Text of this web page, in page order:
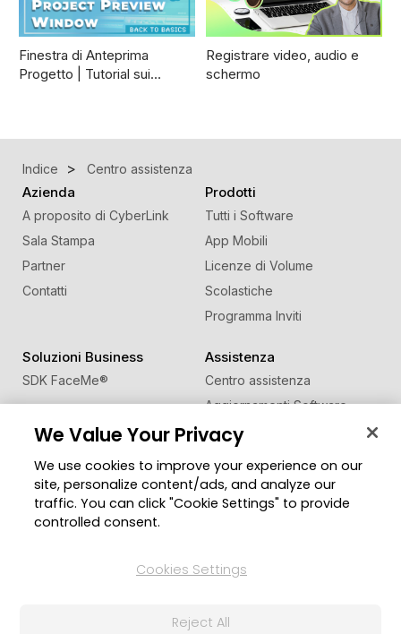
Finestra di Anteprima
Progetto | Tutorial sui…
Registrare video, audio e
schermo
Indice Centro assistenza
Azienda
A proposito di CyberLink
Sala Stampa
Partner
Contatti
Prodotti
Tutti i Software
App Mobili
Licenze di Volume
Scolastiche
Programma Inviti
Soluzioni Business
SDK FaceMe®
Assistenza
Centro assistenza
Aggiornamenti Software
Centro Apprendimento
Comunità
Zona Utenti
Blog
Cambia regione
© 2026 CyberLink Corp. Tutti i diritti riservati.
We Value Your Privacy
We use cookies to improve your experience on our
site, personalize content/ads, and analyze our
traffic. You can click "Cookie Settings" to provide
controlled consent.
Cookies Settings
Reject All